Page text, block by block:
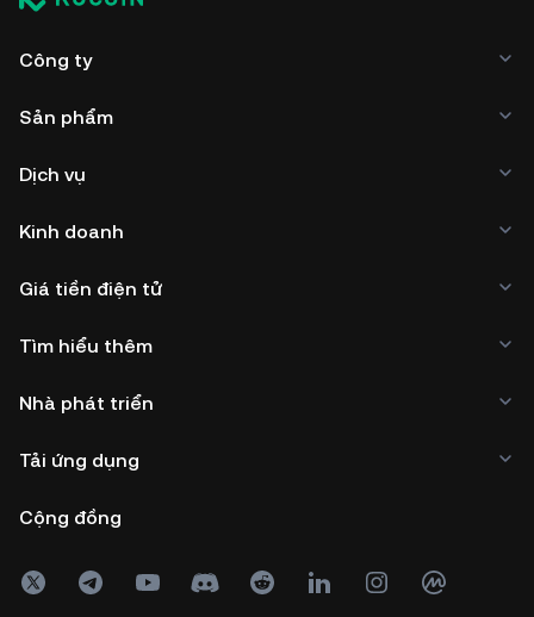
Công ty
Sản phẩm
Dịch vụ
Kinh doanh
Giá tiền điện tử
Tìm hiểu thêm
Nhà phát triển
Tải ứng dụng
Cộng đồng